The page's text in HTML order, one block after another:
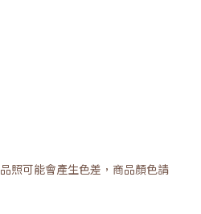
照可能會產生色差，商品顏色請